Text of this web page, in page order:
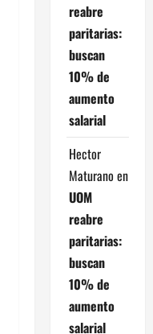
reabre
paritarias:
buscan
10% de
aumento
salarial
Hector
Maturano en
UOM
reabre
paritarias:
buscan
10% de
aumento
salarial